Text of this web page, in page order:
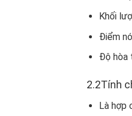
Khối
Điểm
Độ hòa
2.2Tính
Là hợp